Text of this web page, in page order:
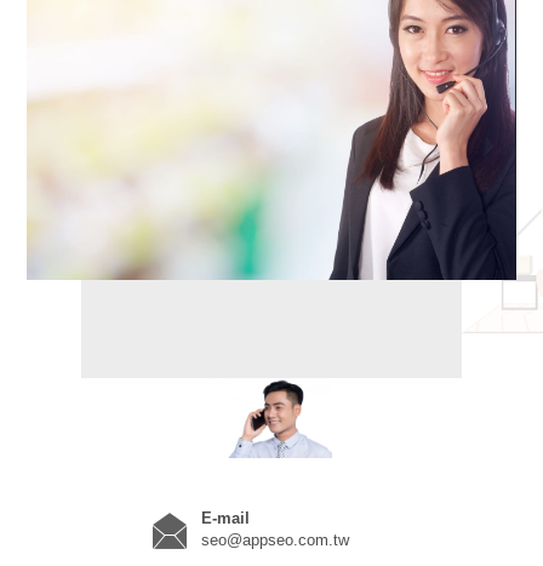
E-mail
seo@appseo.com.tw